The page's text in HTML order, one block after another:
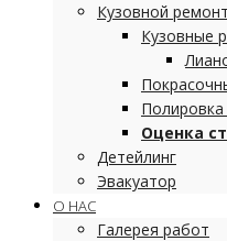
Кузовной ремонт
Кузовные
Полировка
Оценка
Детейлинг
Эвакуатор
О НАС
Галерея работ